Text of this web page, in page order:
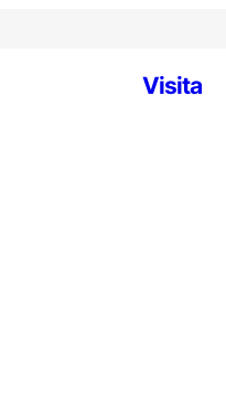
Visita